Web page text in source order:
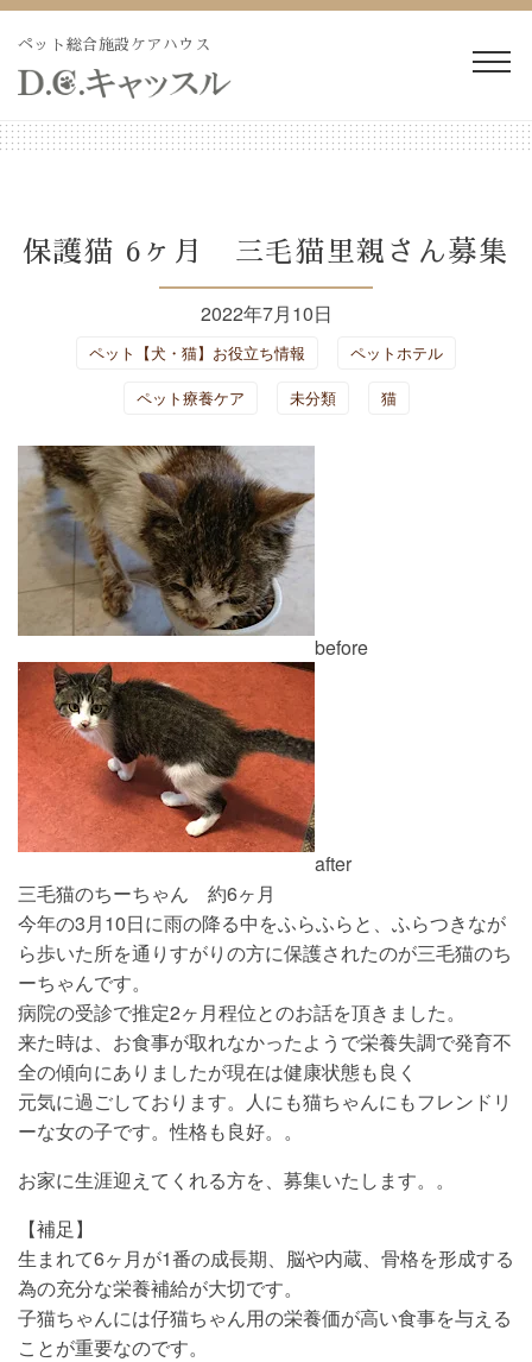
Skip
content
ペット総合施設ケアハウス
ペットホテル・長期預か
り
長期療養ケア
ペット訪問火葬・葬儀 ドッグラン
施設紹介
よくあるご質問
会社概要
保護猫 6ヶ月 三毛猫里親さん募集
2022年7月10日
ペット【犬・猫】お役立ち情報
ペットホテル
ペット療養ケア
未分類 猫
before
after
三毛猫のちーちゃん 約6ヶ月
今年の3月10日に雨の降る中をふらふらと、ふらつきなが
ら歩いた所を通りすがりの方に保護されたのが三毛猫のち
ーちゃんです。
病院の受診で推定2ヶ月程位とのお話を頂きました。
来た時は、お食事が取れなかったようで栄養失調で発育不
全の傾向にありましたが現在は健康状態も良く
元気に過ごしております。人にも猫ちゃんにもフレンドリ
ーな女の子です。性格も良好。。
お家に生涯迎えてくれる方を、募集いたします。。
【補足】
生まれて6ヶ月が1番の成長期、脳や内蔵、骨格を形成する
為の充分な栄養補給が大切です。
子猫ちゃんには仔猫ちゃん用の栄養価が高い食事を与える
ことが重要なのです。